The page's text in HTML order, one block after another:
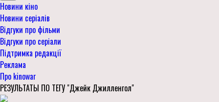
Новини кіно
Новини серіалів
Відгуки про фільми
Відгуки про серіали
Підтримка редакції
Реклама
Про kinowar
РЕЗУЛЬТАТЫ ПО ТЕГУ "Джейк Джилленгол"